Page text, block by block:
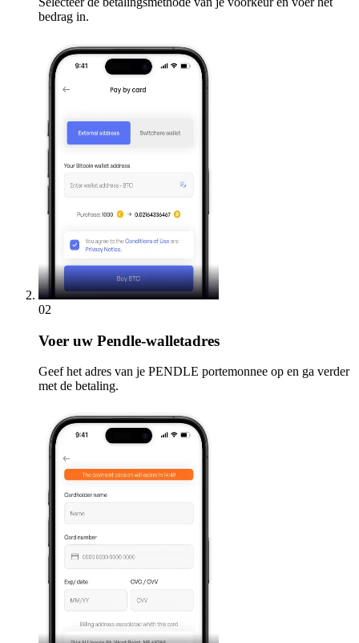
bedrag in.
02
Voer uw Pendle-walletadres
Geef het adres van je PENDLE portemonnee op en ga verder
met de betaling.